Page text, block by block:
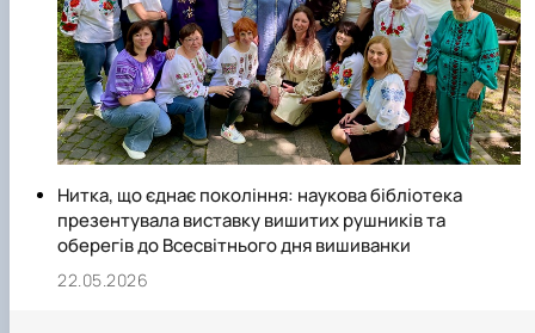
Нитка, що єднає покоління: наукова бібліотека
презентувала виставку вишитих рушників та
оберегів до Всесвітнього дня вишиванки
22.05.2026